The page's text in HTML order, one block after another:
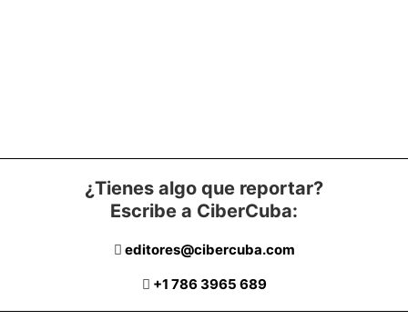
¿Tienes algo que reportar?
Escribe a CiberCuba:
editores@cibercuba.com
+1 786 3965 689